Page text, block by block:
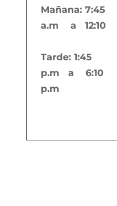
Mañana: 7:45
a.m a 12:10
Tarde: 1:45
p.m a 6:10
p.m